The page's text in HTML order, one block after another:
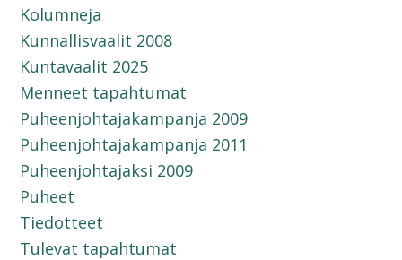
Kolumneja
Kunnallisvaalit 2008
Kuntavaalit 2025
Menneet tapahtumat
Puheenjohtajakampanja 2009
Puheenjohtajakampanja 2011
Puheenjohtajaksi 2009
Puheet
Tiedotteet
Tulevat tapahtumat